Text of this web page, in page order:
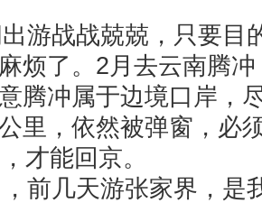
游战战兢兢，只要目
烦了。2月去云南腾
腾冲属于边境口岸，
里，依然被弹窗，必
才能回京。
前几天游张家界，是